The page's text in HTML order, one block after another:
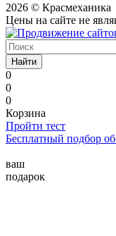
2026 © Красмеханика
Цены на сайте не
Найти
0
0
0
Корзина
Пройти тест
Бесплатный подбор
ваш
подарок